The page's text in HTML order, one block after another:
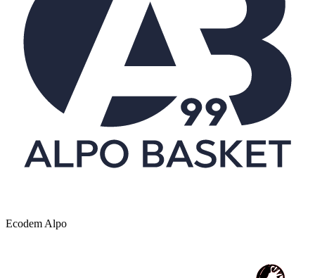
Ecodem Alpo